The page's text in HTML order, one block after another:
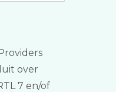
over
7 en/of